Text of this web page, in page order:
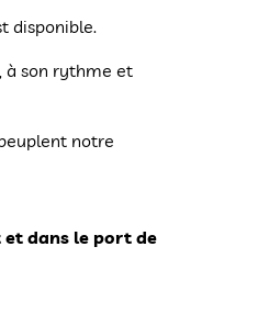
disponible.
à son rythme et
notre
et dans le port de